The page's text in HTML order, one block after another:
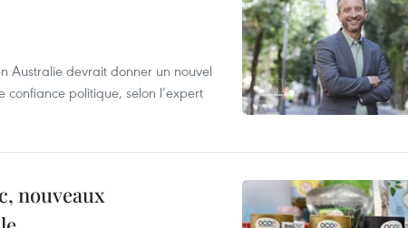
Australie devrait donner un nouvel
politique, selon l’expert
nouveaux